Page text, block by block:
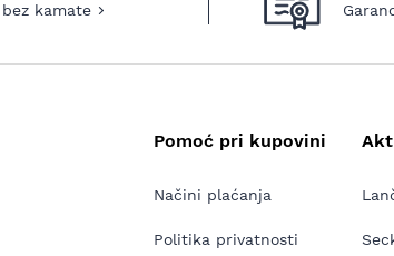
kamate
Pomoć pri kupovini
Načini plaćanja
Politika privatnosti